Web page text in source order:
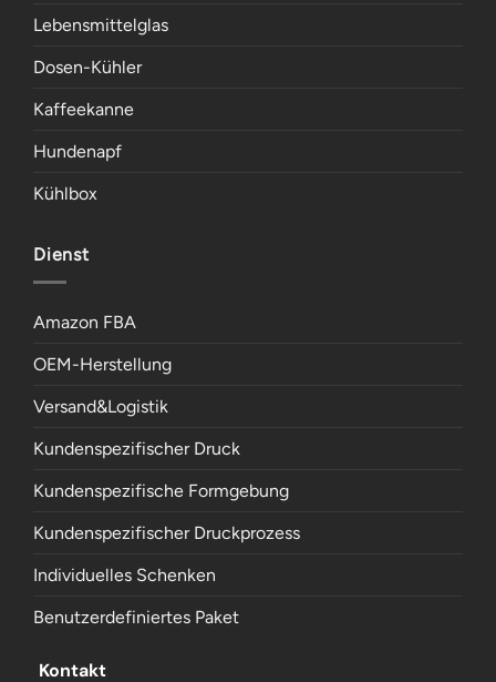
Lebensmittelglas
Dosen-Kühler
Kaffeekanne
Hundenapf
Kühlbox
Dienst
Amazon FBA
OEM-Herstellung
Versand&Logistik
Kundenspezifischer Druck
Kundenspezifische Formgebung
Kundenspezifischer Druckprozess
Individuelles Schenken
Benutzerdefiniertes Paket
Kontakt